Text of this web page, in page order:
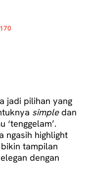
jadi pilihan yang
simpledan
‘tenggelam’.
ngasih highlight
tampilan
dengan